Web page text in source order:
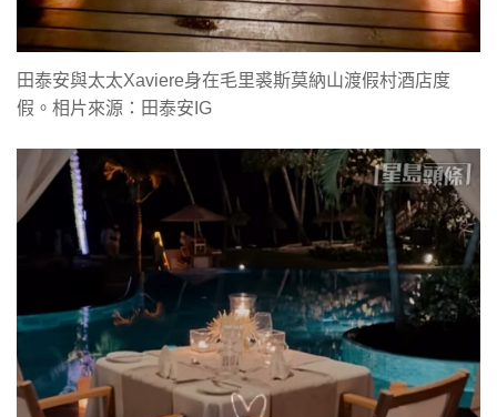
田泰安與太太Xaviere身在毛里裘斯莫納山渡假村酒店度
假。相片來源：田泰安IG